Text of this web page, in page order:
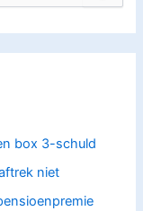
box 3-schuld
niet